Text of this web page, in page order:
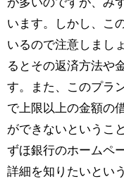
が多いのですが、み
います。しかし、こ
いるので注意しまし
るとその返済方法や
す。また、このプラ
で上限以上の金額の
ができないというこ
ずほ銀行のホームペ
詳細を知りたいとい